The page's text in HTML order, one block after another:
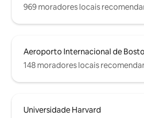
969 moradores locais
Aeroporto Internacional de
148 moradores locais
Universidade Harvard